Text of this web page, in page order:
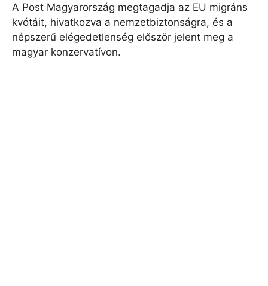
A Post Magyarország megtagadja az EU migráns
kvótáit, hivatkozva a nemzetbiztonságra, és a
népszerű elégedetlenség először jelent meg a
magyar konzervatívon.